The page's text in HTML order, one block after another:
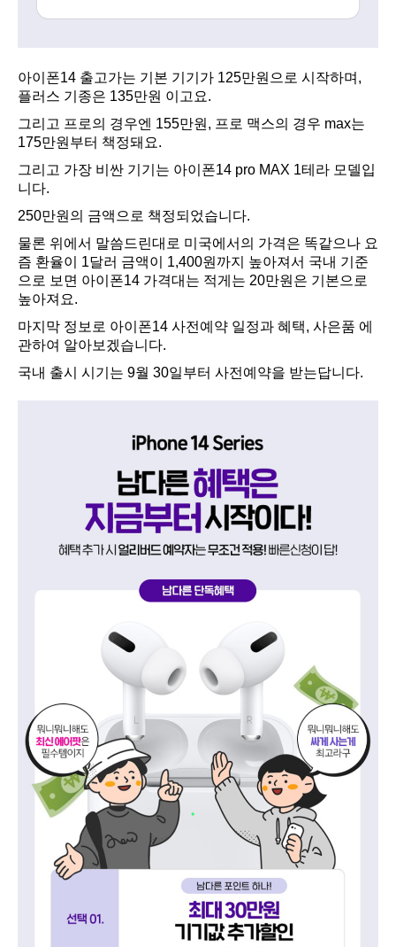
아이폰14 출고가는 기본 기기가 125만원으로 시작하며,
플러스 기종은 135만원 이고요.
그리고 프로의 경우엔 155만원, 프로 맥스의 경우 max는
175만원부터 책정돼요.
그리고 가장 비싼 기기는 아이폰14 pro MAX 1테라 모델입
니다.
250만원의 금액으로 책정되었습니다.
물론 위에서 말씀드린대로 미국에서의 가격은 똑같으나 요
즘 환율이 1달러 금액이 1,400원까지 높아져서 국내 기준
으로 보면 아이폰14 가격대는 적게는 20만원은 기본으로
높아져요.
마지막 정보로 아이폰14 사전예약 일정과 혜택, 사은품 에
관하여 알아보겠습니다.
국내 출시 시기는 9월 30일부터 사전예약을 받는답니다.